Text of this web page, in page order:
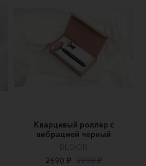
Кварцевый роллер с
вибрацией черный
BLOOR
2690 ₽ 2990 ₽